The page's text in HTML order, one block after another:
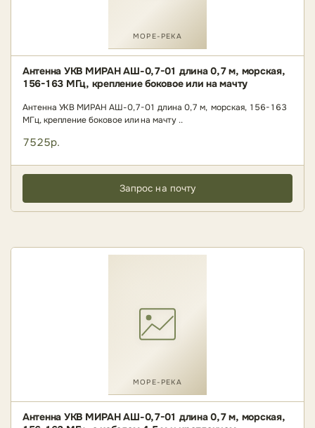
МОРЕ-РЕКА
Антенна УКВ МИРАН АШ-0,7-01 длина 0,7 м, морская,
156-163 МГц, крепление боковое или на мачту
Антенна УКВ МИРАН АШ-0,7-01 длина 0,7 м, морская, 156-163
МГц, крепление боковое или на мачту ..
7525р.
Запрос на почту
МОРЕ-РЕКА
Антенна УКВ МИРАН АШ-0,7-01 длина 0,7 м, морская,